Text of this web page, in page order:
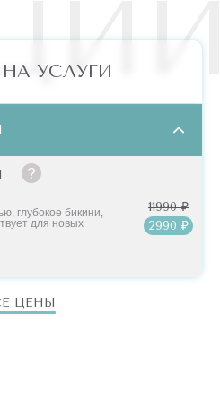
НА УСЛУГИ
глубокое бикини,
для новых
11990 ₽
2990 ₽
ЦЕНЫ